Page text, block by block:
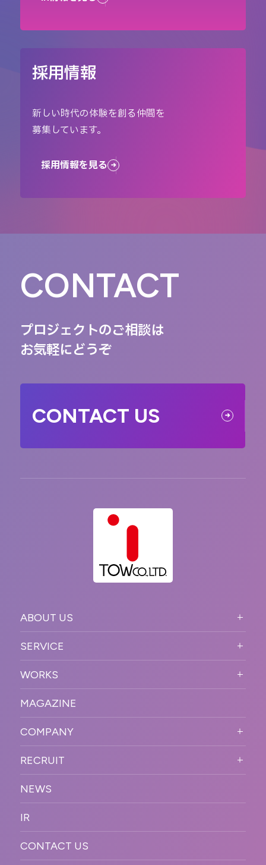
採用情報
新しい時代の体験を創る仲間を
募集しています。
採用情報を見る
CONTACT
プロジェクトのご相談は
お気軽にどうぞ
CONTACT US
ABOUT US
PURPOSE
VISION
OUR DNA
SERVICE
STRONG POINT
BUSINESS DOMAIN
SOLUTION
WORKFLOW
WORKS
オンラインイベント
SNSプロモーション
プラットフォーム販
促
デジタル制作・映像
制作
PR
カンファレンス・展示会・アワ
ESPORTS・ゲームプロモーシ
MAGAZINE
COMPANY
COMPANY INFORMATION
MESSAGE
OFFICER
ACCESS
ORGANIZATION CHART
RECRUIT
新卒採用
キャリア採用
NEWS
IR
CONTACT US